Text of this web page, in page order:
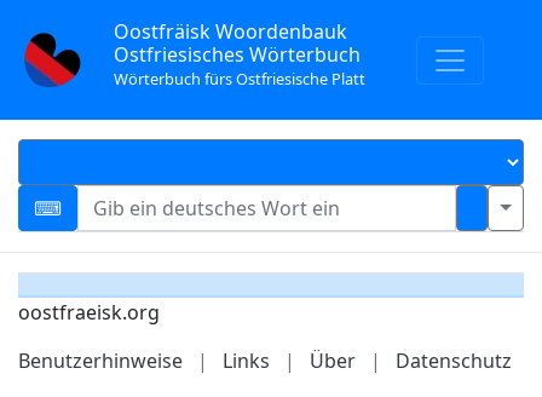
Oostfräisk Woordenbauk
Ostfriesisches Wörterbuch
Wörterbuch fürs Ostfriesische Platt
oostfraeisk.org
Benutzerhinweise
| Links | Über | Datenschutz